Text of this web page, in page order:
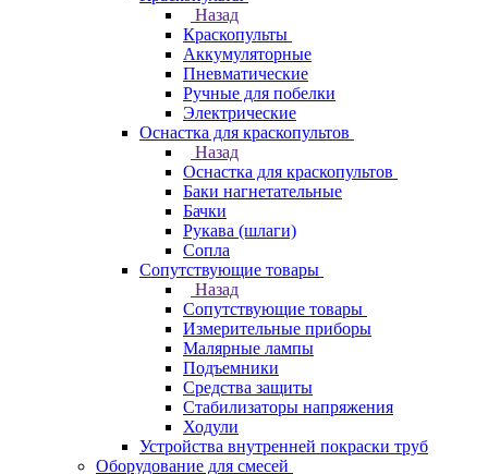
Назад
Краскопульты
Аккумуляторные
Пневматические
Ручные для побелки
Электрические
Оснастка для краскопультов
Назад
Оснастка для краскопультов
Баки нагнетательные
Бачки
Рукава (шлаги)
Сопла
Сопутствующие товары
Назад
Сопутствующие товары
Измерительные приборы
Малярные лампы
Подъемники
Средства защиты
Стабилизаторы напряжения
Ходули
Устройства внутренней покраски труб
Оборудование для смесей